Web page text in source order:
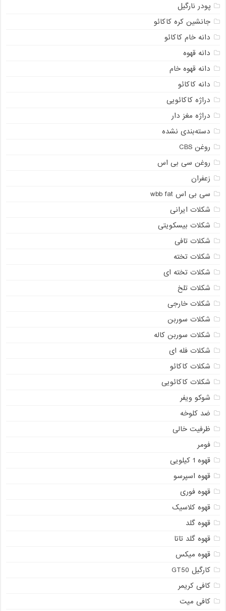
پودر نارگیل
جانشین کره کاکائو
دانه خام کاکائو
دانه قهوه
دانه قهوه خام
دانه کاکائو
دراژه کاکائویی
دراژه مغز دار
دسته‌بندی نشده
روغن CBS
روغن سی بی اس
زعفران
سی بی اس wbb fat
شکلات ایرانی
شکلات بیسکویتی
شکلات تافی
شکلات تخته
شکلات تخته ای
شکلات تلخ
شکلات خارجی
شکلات سوربن
شکلات سوربن کاله
شکلات فله ای
شکلات کاکائو
شکلات کاکائویی
شوکو ویفر
ضد کلوخه
ظرفیت خالی
فومر
قهوه 1 کیلویی
قهوه اسپرسو
قهوه فوری
قهوه کلاسیک
قهوه گلد
قهوه گلد تاتا
قهوه میکس
کارگیل GT50
کافی کریمر
کافی میت